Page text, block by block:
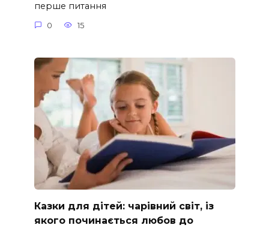
перше питання
0 15
Казки для дітей: чарівний світ, із
якого починається любов до